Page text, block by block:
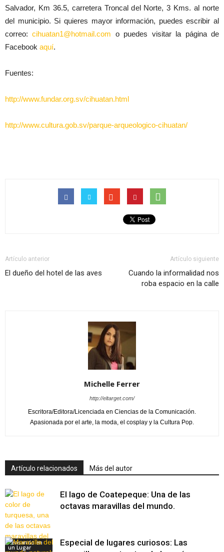
Salvador, Km 36.5, carretera Troncal del Norte, 3 Kms. al norte
del municipio. Si quieres mayor información, puedes escribir al
correo:cihuatan1@hotmail.com o puedes visitar la página de
Facebook aquí.
Fuentes:
http://www.fundar.org.sv/cihuatan.html
http://www.cultura.gob.sv/parque-arqueologico-cihuatan/
Artículo anterior
El dueño del hotel de las aves
Artículo siguiente
Cuando la informalidad nos
roba espacio en la calle
Michelle Ferrer
http://eltarget.com/
Escritora/Editora/Licenciada en Ciencias de la Comunicación.
Apasionada por el arte, la moda, el cosplay y la Cultura Pop.
Artículo relacionados Más del autor
Pensando en
un Lugar
El lago de Coatepeque: Una de las
octavas maravillas del mundo.
Especial de lugares curiosos: Las